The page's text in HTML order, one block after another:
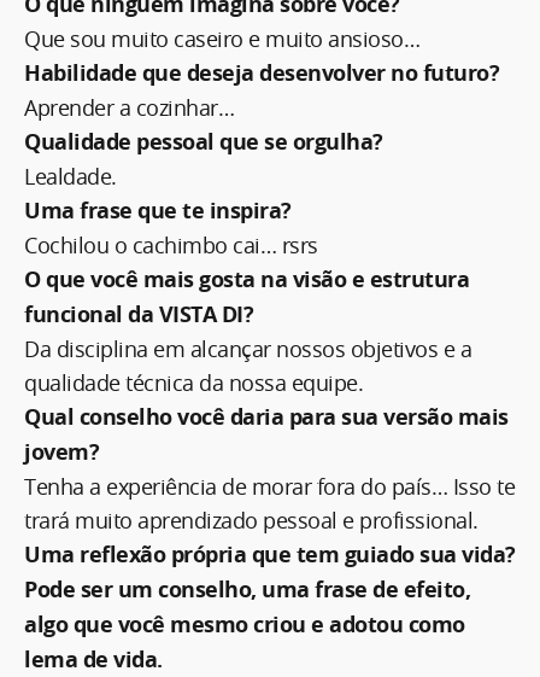
Que sou muito caseiro e muito ansioso…
Habilidade que deseja desenvolver no futuro?
Aprender a cozinhar…
Qualidade pessoal que se orgulha?
Lealdade.
Uma frase que te inspira?
Cochilou o cachimbo cai… rsrs
O que você mais gosta na visão e estrutura
funcional da VISTA DI?
Da disciplina em alcançar nossos objetivos e a
qualidade técnica da nossa equipe.
Qual conselho você daria para sua versão mais
jovem?
Tenha a experiência de morar fora do país… Isso te
trará muito aprendizado pessoal e profissional.
Uma reflexão própria que tem guiado sua vida?
Pode ser um conselho, uma frase de efeito,
algo que você mesmo criou e adotou como
lema de vida.